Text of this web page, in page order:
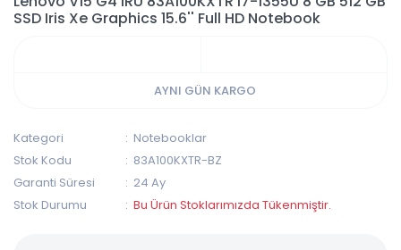
SSD Iris Xe Graphics 15.6'' Full HD Notebook
AYNI GÜN KARGO
Kategori
Notebooklar
Stok Kodu
83A100KXTR-BZ
Garanti Süresi
24 Ay
Stok Durumu
Bu Ürün Stoklarımızda Tükenmiştir.